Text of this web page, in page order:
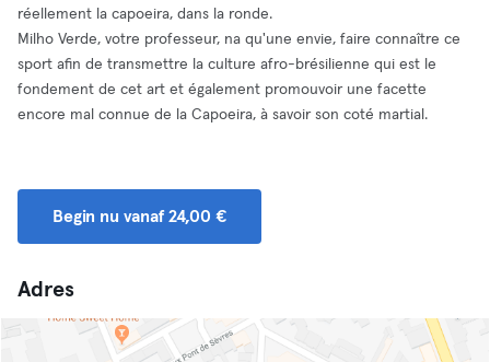
réellement la capoeira, dans la ronde.
Milho Verde, votre professeur, na qu'une envie, faire connaître ce
sport afin de transmettre la culture afro-brésilienne qui est le
fondement de cet art et également promouvoir une facette
encore mal connue de la Capoeira, à savoir son coté martial.
Begin nu vanaf 24,00 €
Adres